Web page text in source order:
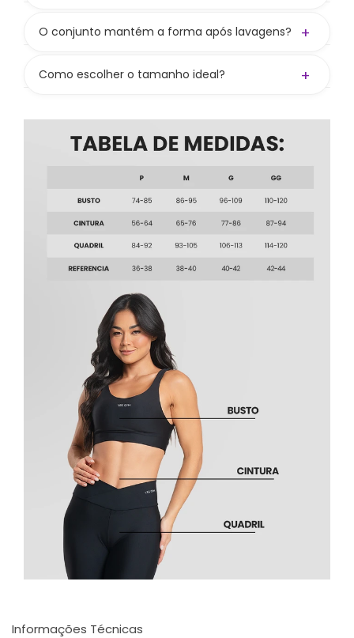
e mantendo liberdade nos movimentos.
O conjunto mantém a forma após lavagens? +
firmeza e elasticidade.
Como escolher o tamanho ideal? +
certinho.
Informações Técnicas